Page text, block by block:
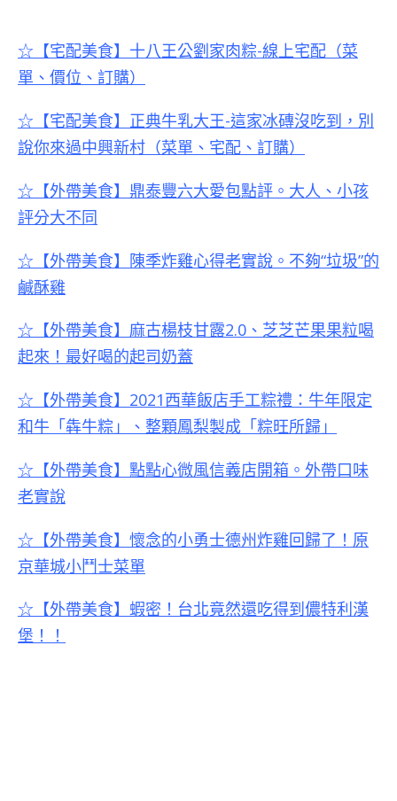
☆【宅配美食】十八王公劉家肉粽-線上宅配（菜
單、價位、訂購）
☆【宅配美食】正典牛乳大王-這家冰磚沒吃到，別
說你來過中興新村（菜單、宅配、訂購）
☆【外帶美食】鼎泰豐六大愛包點評。大人、小孩
評分大不同
☆【外帶美食】陳季炸雞心得老實說。不夠“垃圾”的
鹹酥雞
☆【外帶美食】麻古楊枝甘露2.0、芝芝芒果果粒喝
起來！最好喝的起司奶蓋
☆【外帶美食】2021西華飯店手工粽禮：牛年限定
和牛「犇牛粽」、整顆鳳梨製成「粽旺所歸」
☆【外帶美食】點點心微風信義店開箱。外帶口味
老實說
☆【外帶美食】懷念的小勇士德州炸雞回歸了！原
京華城小鬥士菜單
☆【外帶美食】蝦密！台北竟然還吃得到儂特利漢
堡！！